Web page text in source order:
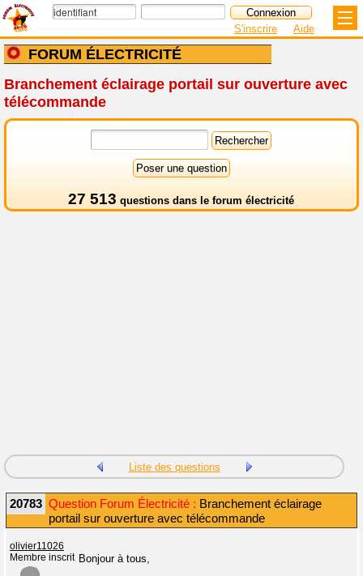
FORUM ÉLECTRICITÉ
S'inscrire Aide
Branchement éclairage portail sur ouverture avec
télécommande
27 513 questions dans le forum électricité
Liste des questions
20783 Question Forum Électricité : Branchement éclairage
portail sur ouverture avec télécommande
olivier11026
Membre inscrit Bonjour à tous,